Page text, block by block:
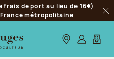
de port au lieu de 16€)
métropolitaine
Nos boutiques
S’identifier
Mon